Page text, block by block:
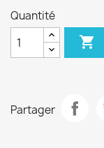
Quantité

Partager